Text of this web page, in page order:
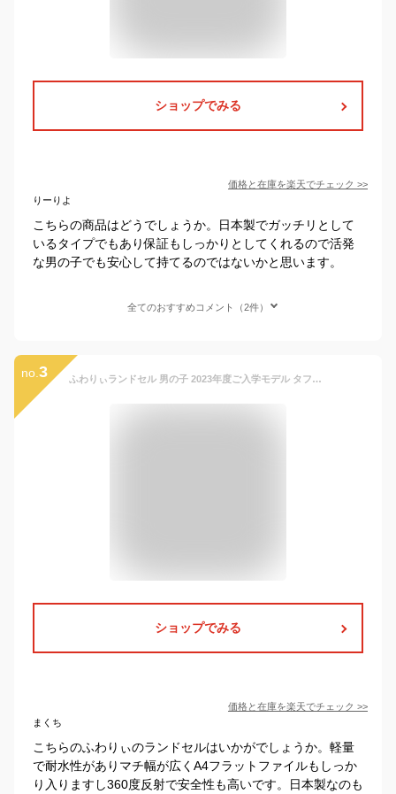
ショップでみる
価格と在庫を楽天でチェック >>
りーりよ
こちらの商品はどうでしょうか。日本製でガッチリとして
いるタイプでもあり保証もしっかりとしてくれるので活発
な男の子でも安心して持てるのではないかと思います。
全てのおすすめコメント（2件）
no. 3 ふわりぃランドセル 男の子 2023年度ご入学モデル タフスタイル タフロックNEO チェストベルト A4フラットファイル対応 タブレットPC対応 クラリーノ 大容量 保証付き 軽量 ブラック 黒 ブルー 青 ネイビー 紺 レッド 赤 360度反射 日本製
ショップでみる
価格と在庫を楽天でチェック >>
まくち
こちらのふわりぃのランドセルはいかがでしょうか。軽量
で耐水性がありマチ幅が広くA4フラットファイルもしっか
り入りますし360度反射で安全性も高いです。日本製なのも